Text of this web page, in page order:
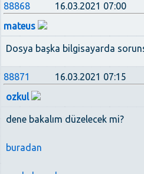
88868
16.03.2021 07:00
mateus
Dosya başka bilgisayarda
88871
16.03.2021 07:15
ozkul
dene bakalım düzelecek mi?
buradan